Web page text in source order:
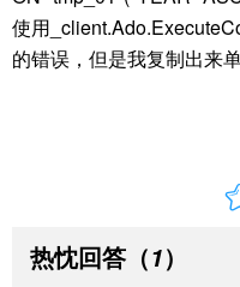
使用
的错误，但是我复制出来
热忱回答 （1）